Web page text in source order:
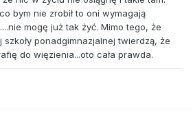
bym nie zrobił to oni wymagają
mogę już tak żyć. Mimo tego, że
szkoły ponadgimnazjalnej twierdzą, że
do więzienia...oto cała prawda.